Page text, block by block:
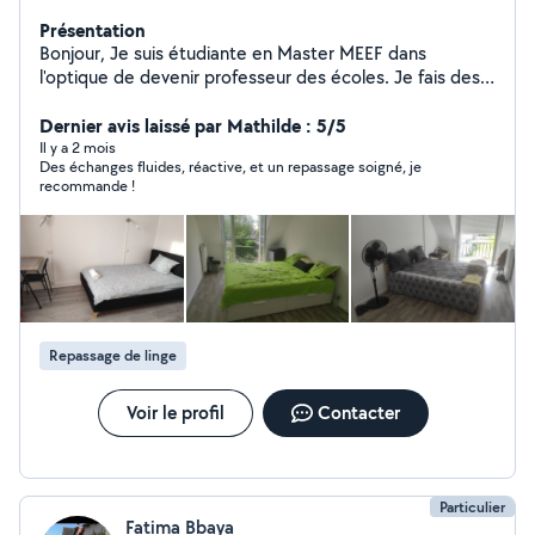
Présentation
Bonjour, Je suis étudiante en Master MEEF dans
l'optique de devenir professeur des écoles. Je fais des
des heures de ménage tous les weekend. De nature
maniaque, je fais en sorte de toujours satisfaire le client.
Dernier avis laissé par Mathilde : 5/5
Il y a 2 mois
Des échanges fluides, réactive, et un repassage soigné, je
recommande !
Repassage de linge
Voir le profil Contacter
Particulier
Fatima Bbaya